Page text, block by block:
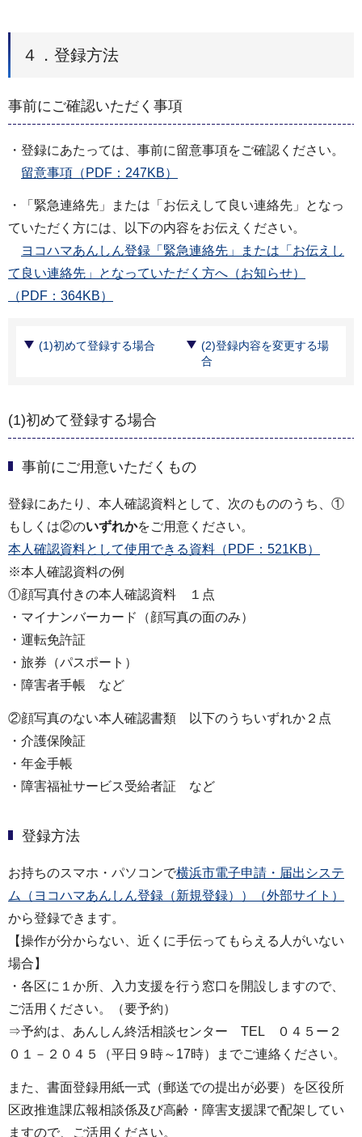
４．登録方法
事前にご確認いただく事項
・登録にあたっては、事前に留意事項をご確認ください。
留意事項（PDF：247KB）
・「緊急連絡先」または「お伝えして良い連絡先」となっ
ていただく方には、以下の内容をお伝えください。
ヨコハマあんしん登録「緊急連絡先」または「お伝えし
て良い連絡先」となっていただく方へ（お知らせ）
（PDF：364KB）
(1)初めて登録する場合
(2)登録内容を変更する場
合
(1)初めて登録する場合
事前にご用意いただくもの
登録にあたり、本人確認資料として、次のもののうち、①
もしくは②のいずれかをご用意ください。
本人確認資料として使用できる資料（PDF：521KB）
※本人確認資料の例
①顔写真付きの本人確認資料 １点
・マイナンバーカード（顔写真の面のみ）
・運転免許証
・旅券（パスポート）
・障害者手帳 など
②顔写真のない本人確認書類 以下のうちいずれか２点
・介護保険証
・年金手帳
・障害福祉サービス受給者証 など
登録方法
お持ちのスマホ・パソコンで横浜市電子申請・届出システ
ム（ヨコハマあんしん登録（新規登録））（外部サイト）
から登録できます。
【操作が分からない、近くに手伝ってもらえる人がいない
場合】
・各区に１か所、入力支援を行う窓口を開設しますので、
ご活用ください。（要予約）
⇒予約は、あんしん終活相談センター TEL ０４５ー２
０１－２０４５（平日９時～17時）までご連絡ください。
また、書面登録用紙一式（郵送での提出が必要）を区役所
区政推進課広報相談係及び高齢・障害支援課で配架してい
ますので、ご活用ください。